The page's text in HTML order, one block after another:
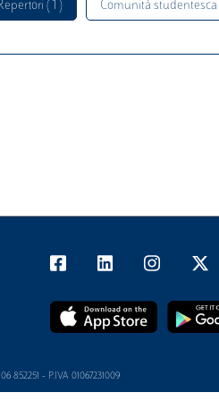
( 1 ) Comunità studentesca
852251 - P.IVA 01067231009